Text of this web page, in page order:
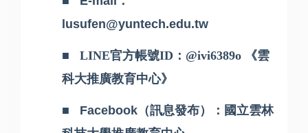
lusufen@yuntech.edu.tw
■
LINE官方帳號ID：@ivi6389o 《雲
科大推廣教育中心》
■ Facebook （訊息發布）：國立雲林